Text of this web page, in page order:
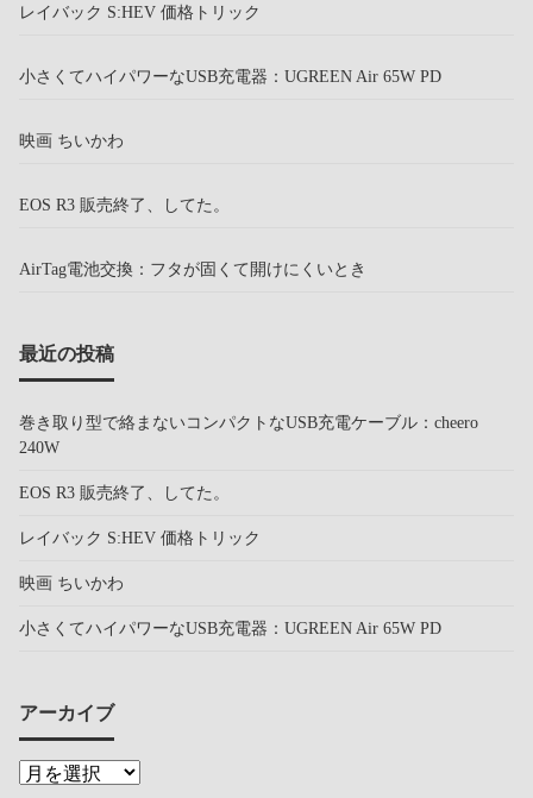
レイバック S:HEV 価格トリック
小さくてハイパワーなUSB充電器：UGREEN Air 65W PD
映画 ちいかわ
EOS R3 販売終了、してた。
AirTag電池交換：フタが固くて開けにくいとき
最近の投稿
巻き取り型で絡まないコンパクトなUSB充電ケーブル：cheero
240W
EOS R3 販売終了、してた。
レイバック S:HEV 価格トリック
映画 ちいかわ
小さくてハイパワーなUSB充電器：UGREEN Air 65W PD
アーカイブ